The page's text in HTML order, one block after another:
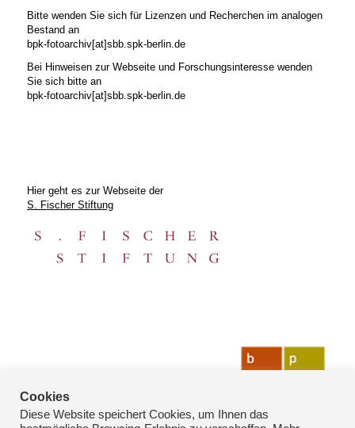
Bitte wenden Sie sich für Lizenzen und Recherchen im analogen
Bestand an
bpk-fotoarchiv[at]sbb.spk-berlin.de
Bei Hinweisen zur Webseite und Forschungsinteresse wenden
Sie sich bitte an
bpk-fotoarchiv[at]sbb.spk-berlin.de
Hier geht es zur Webseite der
S. Fischer Stiftung
Cookies
Diese Website speichert Cookies, um Ihnen das